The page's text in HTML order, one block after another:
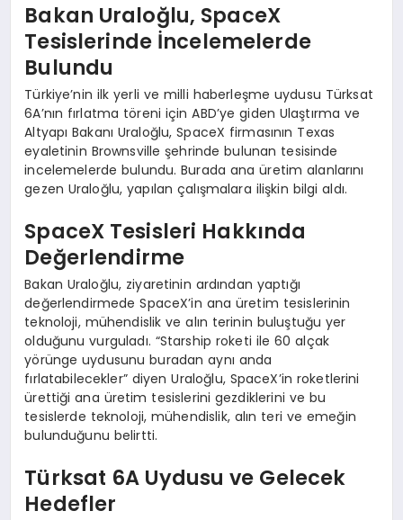
Bakan Uraloğlu, SpaceX
Tesislerinde İncelemelerde
Bulundu
Türkiye’nin ilk yerli ve milli haberleşme uydusu Türksat
6A’nın fırlatma töreni için ABD’ye giden Ulaştırma ve
Altyapı Bakanı Uraloğlu, SpaceX firmasının Texas
eyaletinin Brownsville şehrinde bulunan tesisinde
incelemelerde bulundu. Burada ana üretim alanlarını
gezen Uraloğlu, yapılan çalışmalara ilişkin bilgi aldı.
SpaceX Tesisleri Hakkında
Değerlendirme
Bakan Uraloğlu, ziyaretinin ardından yaptığı
değerlendirmede SpaceX’in ana üretim tesislerinin
teknoloji, mühendislik ve alın terinin buluştuğu yer
olduğunu vurguladı. “Starship roketi ile 60 alçak
yörünge uydusunu buradan aynı anda
fırlatabilecekler” diyen Uraloğlu, SpaceX’in roketlerini
ürettiği ana üretim tesislerini gezdiklerini ve bu
tesislerde teknoloji, mühendislik, alın teri ve emeğin
bulunduğunu belirtti.
Türksat 6A Uydusu ve Gelecek
Hedefler